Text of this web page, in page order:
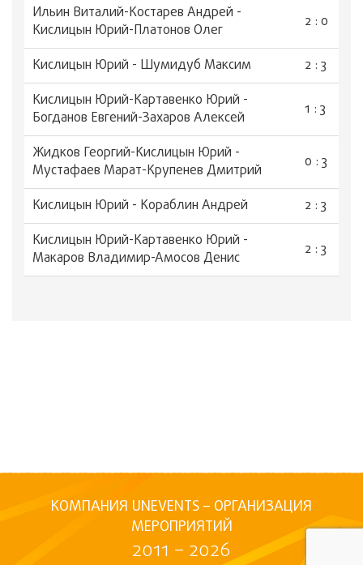
Ильин Виталий-Костарев Андрей -
Кислицын Юрий-Платонов Олег
2 : 0
Кислицын Юрий - Шумидуб Максим
2 : 3
Кислицын Юрий-Картавенко Юрий -
Богданов Евгений-Захаров Алексей
1 : 3
Жидков Георгий-Кислицын Юрий -
Мустафаев Марат-Крупенев Дмитрий
0 : 3
Кислицын Юрий - Кораблин Андрей
2 : 3
Кислицын Юрий-Картавенко Юрий -
Макаров Владимир-Амосов Денис
2 : 3
КОМПАНИЯ UNEVENTS – ОРГАНИЗАЦИЯ
МЕРОПРИЯТИЙ
2011 – 2026